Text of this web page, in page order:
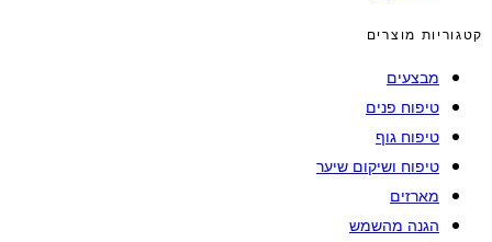
קטגוריות מוצרים
מבצעים
טיפוח פנים
טיפוח גוף
טיפוח ושיקום שיער
מארזים
הגנה מהשמש